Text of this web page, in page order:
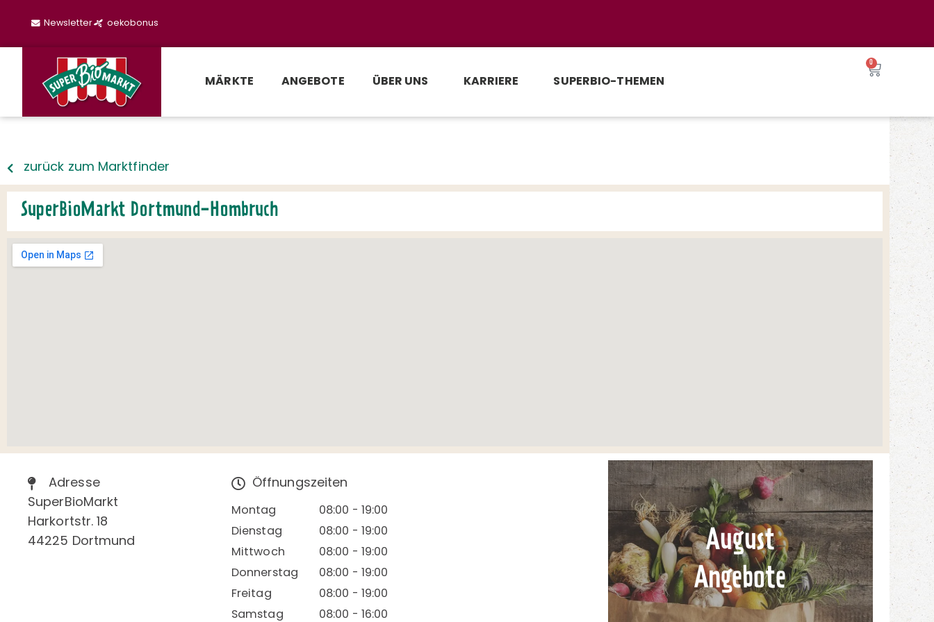
Newsletter oekobonus
MÄRKTE ANGEBOTE ÜBER UNS KARRIERE SUPERBIO-THEMEN
0
zurück zum Marktfinder
SuperBioMarkt Dortmund-Hombruch
Adresse
SuperBioMarkt
Harkortstr. 18
44225 Dortmund
Öffnungszeiten
Montag
08:00 - 19:00
Dienstag
08:00 - 19:00
Mittwoch
08:00 - 19:00
Donnerstag
08:00 - 19:00
Freitag
08:00 - 19:00
Samstag
08:00 - 16:00
August
Angebote